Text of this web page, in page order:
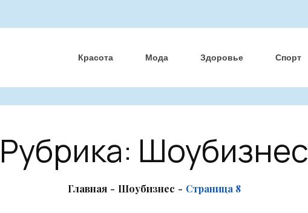
Красота Мода Здоровье Спорт
Рубрика: Шоубизнес
Главная Шоубизнес Страница 8